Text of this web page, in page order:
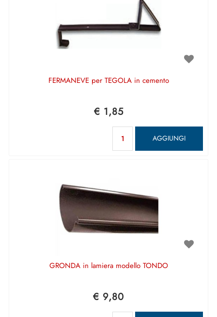
FERMANEVE per TEGOLA in cemento
€ 1,85
AGGIUNGI
GRONDA in lamiera modello TONDO
€ 9,80